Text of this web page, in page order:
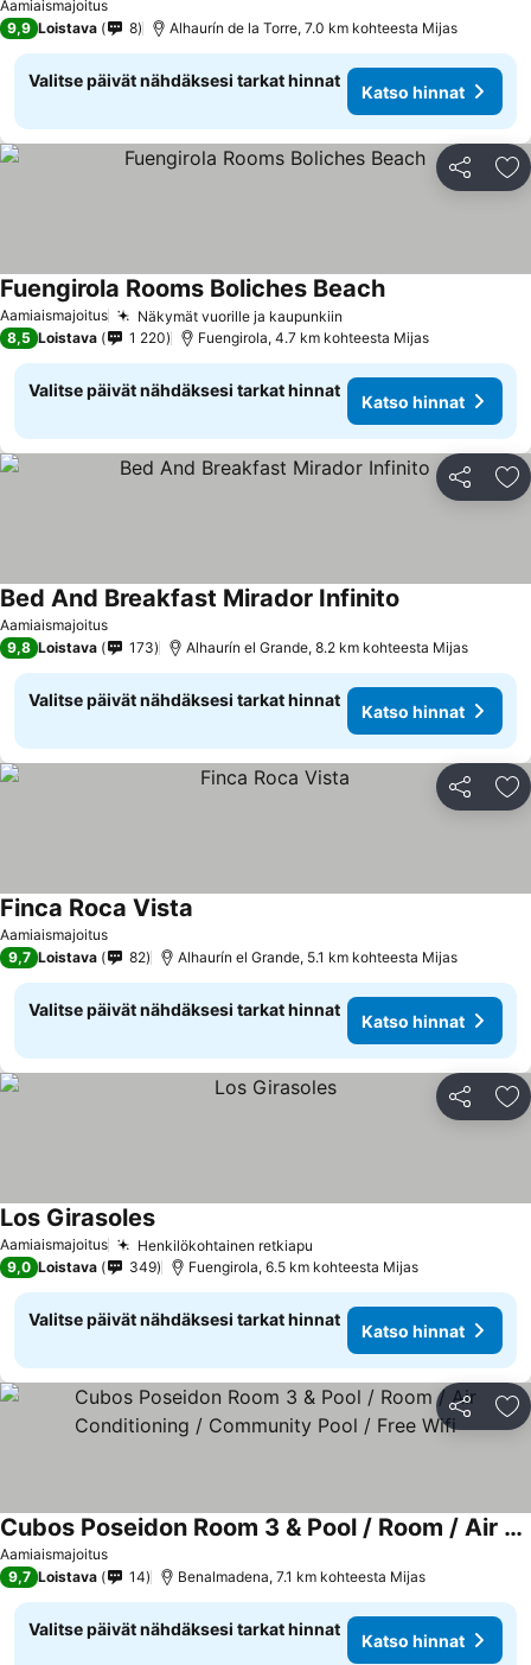
Aamiaismajoitus
9,9 Loistava 8 Alhaurín de la Torre, 7.0 km kohteesta Mijas
Valitse päivät nähdäksesi tarkat hinnat
Katso hinnat
Jaa
Aamiaismajoitus Näkymät vuorille ja kaupunkiin
Fuengirola Rooms Boliches BeachKatso hinnat
8,5 Loistava 1 220 Fuengirola, 4.7 km kohteesta Mijas
Valitse päivät nähdäksesi tarkat hinnat
Katso hinnat
Jaa
Aamiaismajoitus
Bed And Breakfast Mirador Infinito
9,8 Loistava 173 Alhaurín el Grande, 8.2 km kohteesta Mijas
Valitse päivät nähdäksesi tarkat hinnat
Katso hinnat
Jaa
Aamiaismajoitus
Finca Roca Vista
9,7 Loistava 82 Alhaurín el Grande, 5.1 km kohteesta Mijas
Valitse päivät nähdäksesi tarkat hinnat
Katso hinnat
Jaa
Aamiaismajoitus Henkilökohtainen retkiapu
Los GirasolesKatso hinnat
9,0 Loistava 349 Fuengirola, 6.5 km kohteesta Mijas
Valitse päivät nähdäksesi tarkat hinnat
Katso hinnat
Jaa
Aamiaismajoitus
Cubos Poseidon Room 3 & Pool / Room / Air Conditioning / Community Pool / Free Wifi
Katso hinnat
9,7 Loistava 14 Benalmadena, 7.1 km kohteesta Mijas
Valitse päivät nähdäksesi tarkat hinnat
Katso hinnat